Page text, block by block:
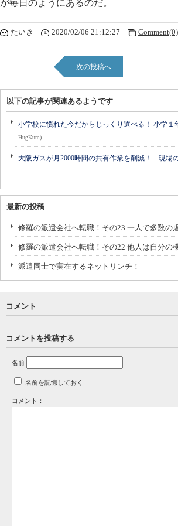
が毎日のようにあるのだ。
たいき 2020/02/06 21:12:27 Comment(0)
次の投稿へ
以下の記事が関連あるようです
小学校に慣れた今だからじっくり選べる！ 小学
HugKum)
大阪ガスが月2000時間の共有作業を削減！ 現場
最新の投稿
修羅の派遣会社へ転職！その23 一人で多数の
修羅の派遣会社へ転職！その22 他人は自分の
派遣同士で実在するネットリンチ！
コメント
コメントを投稿する
名前
名前を記憶しておく
コメント：